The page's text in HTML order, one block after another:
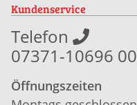
Kundenservice
Telefon
07371-10696 00
Öffnungszeiten